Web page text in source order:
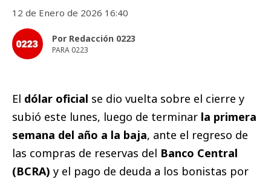
12 de Enero de 2026 16:40
Por Redacción 0223
PARA 0223
El dólar oficial se dio vuelta sobre el cierre y
subió este lunes, luego de terminar la primera
semana del año a la baja, ante el regreso de
las compras de reservas del Banco Central
(BCRA) y el pago de deuda a los bonistas por